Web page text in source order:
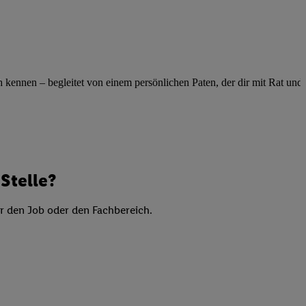
– begleitet von einem persönlichen Paten, der dir mit Rat und
Job oder den Fachbereich.
Informationen,
Verwendung
von Profilen